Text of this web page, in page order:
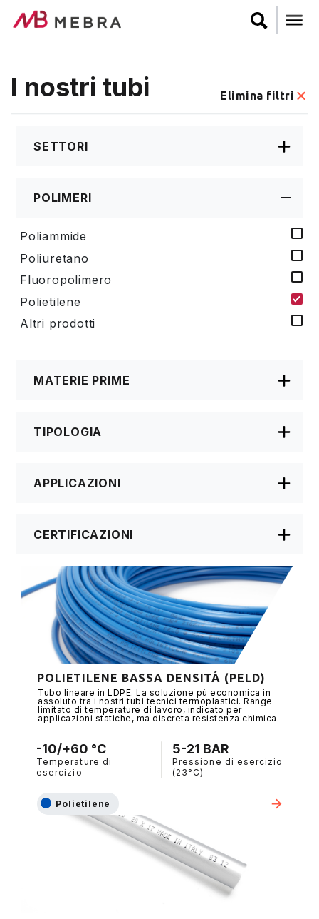
I nostri tubi Elimina filtri
SETTORI
POLIMERI
Poliammide
Poliuretano
Fluoropolimero
Polietilene
Altri prodotti
MATERIE PRIME
TIPOLOGIA
APPLICAZIONI
CERTIFICAZIONI
POLIETILENE BASSA DENSITÁ (PELD)
Tubo lineare in LDPE. La soluzione pù economica in
assoluto tra i nostri tubi tecnici termoplastici. Range
limitato di temperature di lavoro, indicato per
applicazioni statiche, ma discreta resistenza chimica.
-10/+60 °C
Temperature di
esercizio
5-21 BAR
Pressione di esercizio
(23°C)
Polietilene